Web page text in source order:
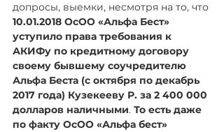
допросы, выемки, несмотря на то, что
10.01.2018 ОсОО «Альфа Бест»
уступило права требования к
АКИФу по кредитному договору
своему бывшему соучредителю
Альфа Беста (с октября по декабрь
2017 года) Кузекееву Р. за 2 400 000
долларов наличными. То есть даже
по факту ОсОО «Альфа бест»